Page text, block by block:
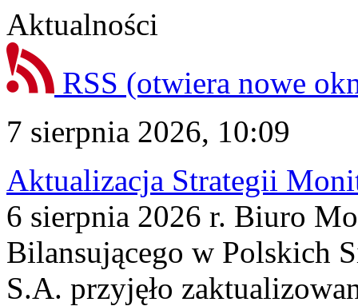
Aktualności
RSS (otwiera nowe
7 sierpnia 2026, 10:09
Aktualizacja Strategii
6 sierpnia 2026 r. Biuro
Bilansującego w Polskich
S.A. przyjęło